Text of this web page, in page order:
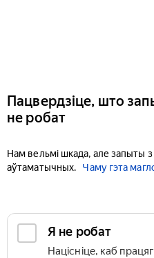
Пацвердзіце, што
не робат
Нам вельмі шкада, але запыты
аўтаматычных.
Чаму гэта
Я не робат
Націсніце, каб